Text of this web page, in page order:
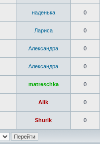
наденька 0
Лариса 0
Александра 0
Александра 0
matreschka 0
Alik 0
Shurik 0